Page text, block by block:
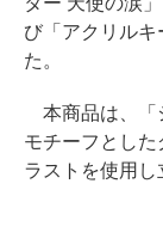
び「アクリル
た。
本商品は、「
モチーフとし
ラストを使用し